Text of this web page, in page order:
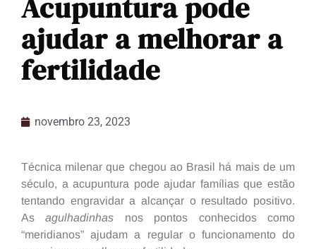
Acupuntura pode
ajudar a melhorar a
fertilidade
novembro 23, 2023
Técnica milenar que chegou ao Brasil há mais de um
século, a acupuntura pode ajudar famílias que estão
tentando engravidar a alcançar o resultado positivo.
Asagulhadinhas nos pontos conhecidos como
“meridianos” ajudam a regular o funcionamento do